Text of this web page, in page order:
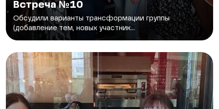
Встреча №10
Обсудили варианты трансформации группы
(добавление тем, новых участник...